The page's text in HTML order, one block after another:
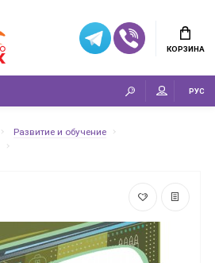
КОРЗИНА
РУС
Развитие и обучение